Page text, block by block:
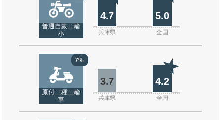
普通自動二輪
小
4.7 5.0
兵庫県 全国
7%
原付二種二輪
車
3.7 4.2
兵庫県 全国